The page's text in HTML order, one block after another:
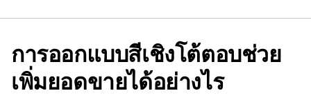
การออกแบบสีเชิงโต้ตอบช่วย
เพิ่มยอดขายได้อย่างไร